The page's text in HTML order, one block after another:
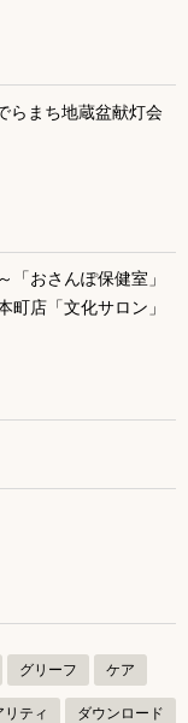
らまち地蔵盆献灯会
「おさんぽ保健室」
町店「文化サロン」
グリーフ ケア
リティ ダウンロード